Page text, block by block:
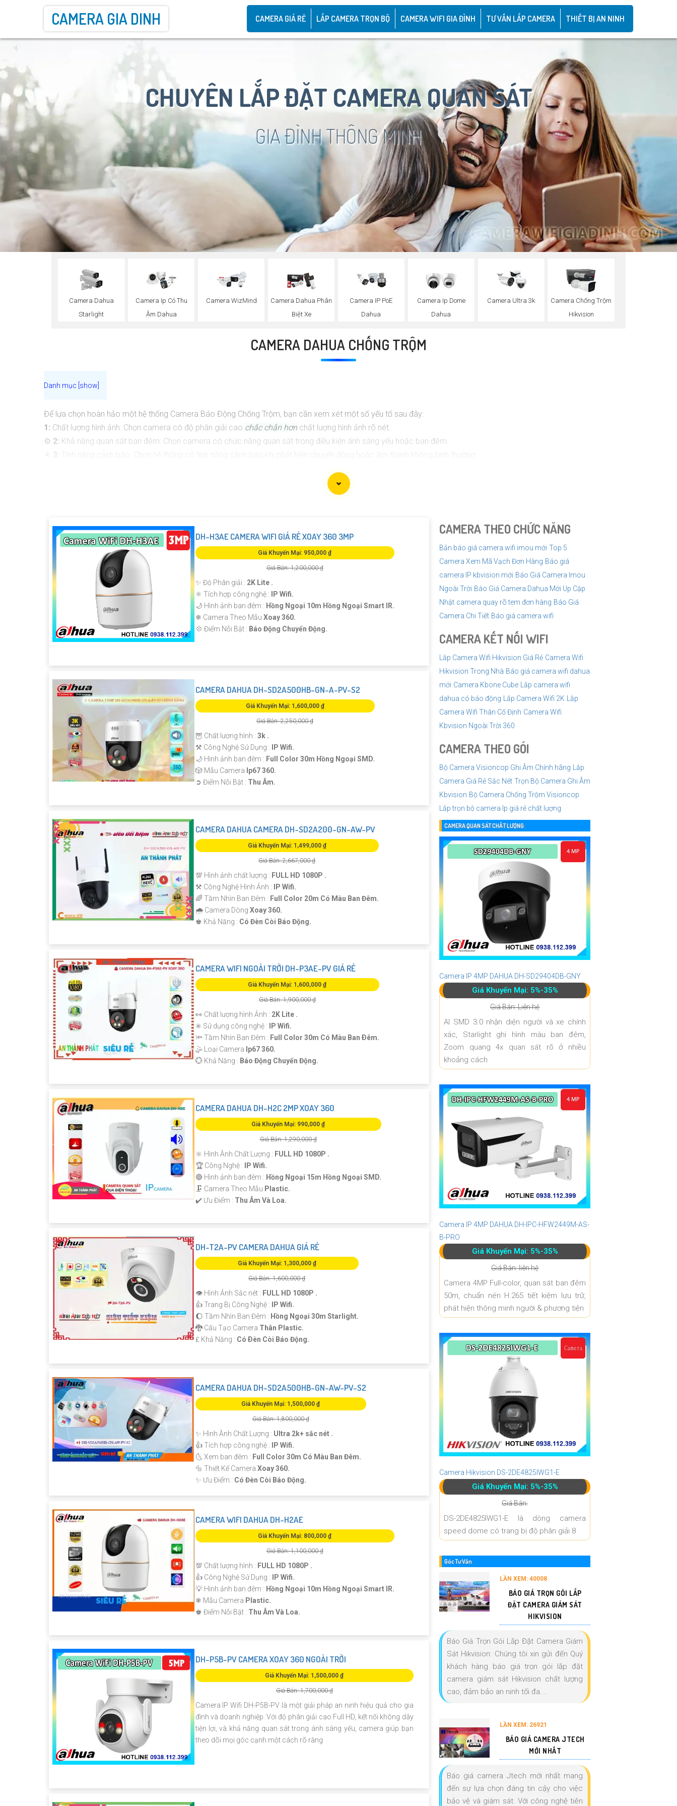
CAMERA GIA DINH CAMERA GIÁ RẺ LẮP CAMERA TRỌN BỘ CAMERA WIFI GIA ĐÌNH TƯ VẤN LẮP CAMERA THIẾT BỊ AN NINH
CHUYÊN LẮP ĐẶT CAMERA QUAN SÁT
GIA ĐÌNH THÔNG MINH
Camera Dahua
Starlight
Camera Ip Có Thu
Ậm Dahua
Camera WizMind
Camera Dahua Phân
Biệt Xe
Camera IP PoE
Dahua
Camera Ip Dome
Dahua
Camera Ultra 3k
Camera Chống Trộm
Hikvision
CAMERA DAHUA CHỐNG TRỘM
Để lựa chọn hoàn hảo một hệ thống Camera Báo Động Chống Trộm, bạn cần xem xét một số yếu tố sau đây:
1: Chất lượng hình ảnh: Chọn camera có độ phân giải cao chắc chắn hơn chất lượng hình ảnh rõ nét.
⚙ 2: Khả năng quan sát ban đêm: Chọn camera có chức năng quan sát trong điều kiện ánh sáng yếu hoặc ban đêm.
Tính năng cảnh báo: Chọn hệ thống có tính năng cảnh báo khi phát hiện chuyển động hoặc âm thanh không bình thường.
Dễ sử dụng và cài đặt: Chọn hệ thống dễ sử dụng và cài đặt để tránh rắc rối trong quá trình sử dụng.
Tùy theo nhu cầu và ngân sách của bạn, bạn có thể tham khảo các thương hiệu Camera Báo Động Chống Trộm nổi tiếng như Hikvision, Dahua, Bosch, Axis, Foscam và
DH-H3AE CAMERA WIFI GIÁ RẺ XOAY 360 3MP
Giá Khuyến Mại: 950,000 ₫
Giá Bán: 1,200,000 ₫
✨ Độ Phân giải : 2K Lite .
⚛️ Tích hợp công nghệ :
IP Wifi.
🌙 Hình ảnh ban đêm : Hồng Ngoại 10m Hồng Ngoại Smart IR.
❄ Camera Theo Mẫu Xoay 360.
️💠 Điểm Nỗi Bật : Báo Động Chuyển Động.
CAMERA DAHUA DH-SD2A500HB-GN-A-PV-S2
Giá Khuyến Mại: 1,600,000 ₫
Giá Bán: 2,250,000 ₫
🦉 Chất lượng hình : 3k .
⚒ Công Nghệ Sử Dụng :
IP Wifi.
🌙 Hình ảnh ban đêm : Full Color 30m Hồng Ngoại SMD.
🎲 Mẫu Camera Ip67 360.
️➲ Điểm Nỗi Bật : Thu Âm.
CAMERA DAHUA CAMERA DH-SD2A200-GN-AW-PV
Giá Khuyến Mại: 1,499,000 ₫
Giá Bán: 2,667,000 ₫
💯 Hình ảnh chất lượng : FULL HD 1080P .
⚒ Công Nghệ Hình Ảnh :
IP Wifi.
🌈 Tầm Nhìn Ban Đêm : Full Color 20m Có Màu Ban Đêm.
🌧️ Camera Dòng Xoay 360.
️♚ Khả Năng : Có Đèn Còi Báo Động.
CAMERA WIFI NGOÀI TRỜI DH-P3AE-PV GIÁ RẺ
Giá Khuyến Mại: 1,600,000 ₫
Giá Bán: 1,900,000 ₫
️
👀 Chất lượng hình Ảnh : 2K Lite .
✳️ Sử dụng công nghệ :
IP Wifi.
🔦 Tầm Nhìn Ban Đêm : Full Color 30m Có Màu Ban Ðêm.
🤹 Loại Camera Ip67 360.
️💮 Khả Năng : Báo Động Chuyển Động.
CAMERA DAHUA DH-H2C 2MP XOAY 360
Giá Khuyến Mại: 990,000 ₫
Giá Bán: 1,290,000 ₫
🔆 Hình Ành Chất Lượng : FULL HD 1080P .
🏆 Công Nghệ : IP Wifi.
🔴 Hình ảnh ban đêm : Hồng Ngoại 15m Hồng Ngoại SMD.
🗜️ Camera Theo Mẫu Plastic.
️✔️ Ưu Điểm : Thu Âm Và Loa.
DH-T2A-PV CAMERA DAHUA GIÁ RẺ
Giá Khuyến Mại: 1,300,000 ₫
Giá Bán: 1,600,000 ₫
👁 Hình Ảnh Sắc nét : FULL HD 1080P .
👍 Trang Bị Công Nghệ :
IP Wifi.
🌔 Tầm Nhìn Ban Đêm : Hồng Ngoại 30m Starlight.
🐉️ Cấu Tạo Camera Thân Plastic.
️₤ Khả Năng : Có Ðèn Còi Báo Động.
CAMERA DAHUA DH-SD2A500HB-GN-AW-PV-S2
Giá Khuyến Mại: 1,500,000 ₫
Giá Bán: 1,800,000 ₫
✨ Hình Ành Chất Lượng : Ultra 2k+ sắc nét .
👍 Tích hợp công nghệ :
IP Wifi.
🌜 Xem ban đêm : Full Color 30m Có Màu Ban Đêm.
🔩 Thiết Kế Camera Xoay 360.
️✨ Ưu Điểm : Có Đèn Còi Báo Động.
CAMERA WIFI DAHUA DH-H2AE
Giá Khuyến Mại: 800,000 ₫
Giá Bán: 1,100,000 ₫
💯 Chất lượng hình : FULL HD 1080P .
👍 Công Nghệ Sử Dụng :
IP Wifi.
💡 Hình ảnh ban đêm : Hồng Ngoại 10m Hồng Ngoại Smart IR.
❄ Mẫu Camera Plastic.
️♚ Điểm Nỗi Bật : Thu Âm Và Loa.
DH-P5B-PV CAMERA XOAY 360 NGOÀI TRỜI
Giá Khuyến Mại: 1,500,000 ₫
Giá Bán: 1,700,000 ₫
Camera IP Wifi DH-P5B-PV là một giải pháp an ninh hiệu quả cho gia
đình và doanh nghiệp. Với độ phân giải cao Full HD, kết nối không dây
tiện lợi, và khả năng quan sát trong ánh sáng yếu, camera giúp bạn
theo dõi mọi góc cạnh một cách rõ ràng
CAMERA THEO CHỨC NĂNG
Bản báo giá camera wifi imou mới Top 5
Camera Xem Mã Vạch Đơn Hàng Báo giá
camera IP kbvision mới Báo Giá Camera Imou
Ngoài Trời Báo Giá Camera Dahua Mới Up Cập
Nhật camera quay rõ tem đơn hàng Báo Giá
Camera Chi Tiết Báo giá camera wifi
CAMERA KẾT NỐI WIFI
Lắp Camera Wifi Hikvision Giá Rẻ Camera Wifi
Hikvision Trong Nhà Báo giá camera wifi dahua
mới Camera Kbone Cube
Lắp camera wifi
dahua có báo động
Lắp Camera Wifi 2K
Lắp
Camera Wifi Thân Cố Định Camera Wifi
Kbvision Ngoài Trời 360
CAMERA THEO GÓI
Bộ Camera Visioncop Ghi Âm Chính hãng
Lắp
Camera Giá Rẻ Sắc Nét Trọn Bộ Camera Ghi Âm
Kbvision Bộ Camera Chống Trộm Visioncop
Lắp trọn bộ camera Ip giá rẻ chất lượng
CAMERA QUAN SÁT CHẤT LƯỢNG
Camera IP 4MP DAHUA DH-SD29404DB-GNY
Giá Khuyến Mại: 5%-35%
Giá Bán: Liên hệ
AI SMD 3.0 nhận diện người và xe chính
xác, Starlight ghi hình màu ban đêm,
Zoom quang 4x quan sát rõ ở nhiều
khoảng cách
Camera IP 4MP DAHUA DH-IPC-HFW2449M-AS-
B-PRO
Giá Khuyến Mại: 5%-35%
Giá Bán: liên hệ
Camera 4MP Full-color, quan sát ban đêm
50m, chuẩn nén H.265 tiết kiệm lưu trữ,
phát hiện thông minh người & phương tiện
Camera Hikvision DS-2DE4825IWG1-E
Giá Khuyến Mại: 5%-35%
Giá Bán:
DS-2DE4825IWG1-E là dòng camera
speed dome có trang bị độ phân giải 8
Góc Tư Vấn
LẦN XEM: 40008
BÁO GIÁ TRỌN GÓI LẮP
ĐẶT CAMERA GIÁM SÁT
HIKVISION
Báo Giá Trọn Gói Lắp Đặt Camera Giám
Sát Hikvision: Chúng tôi xin gửi đến Quý
khách hàng báo giá trọn gói lắp đặt
camera giám sát Hikvision chất lượng
cao, đảm bảo an ninh tối đa...
LẦN XEM: 26921
BÁO GIÁ CAMERA JTECH
MỚI NHẤT
Báo giá camera Jtech mới nhất mang
đến sự lựa chọn đáng tin cậy cho việc
bảo vệ và giám sát. Với công nghệ tiên